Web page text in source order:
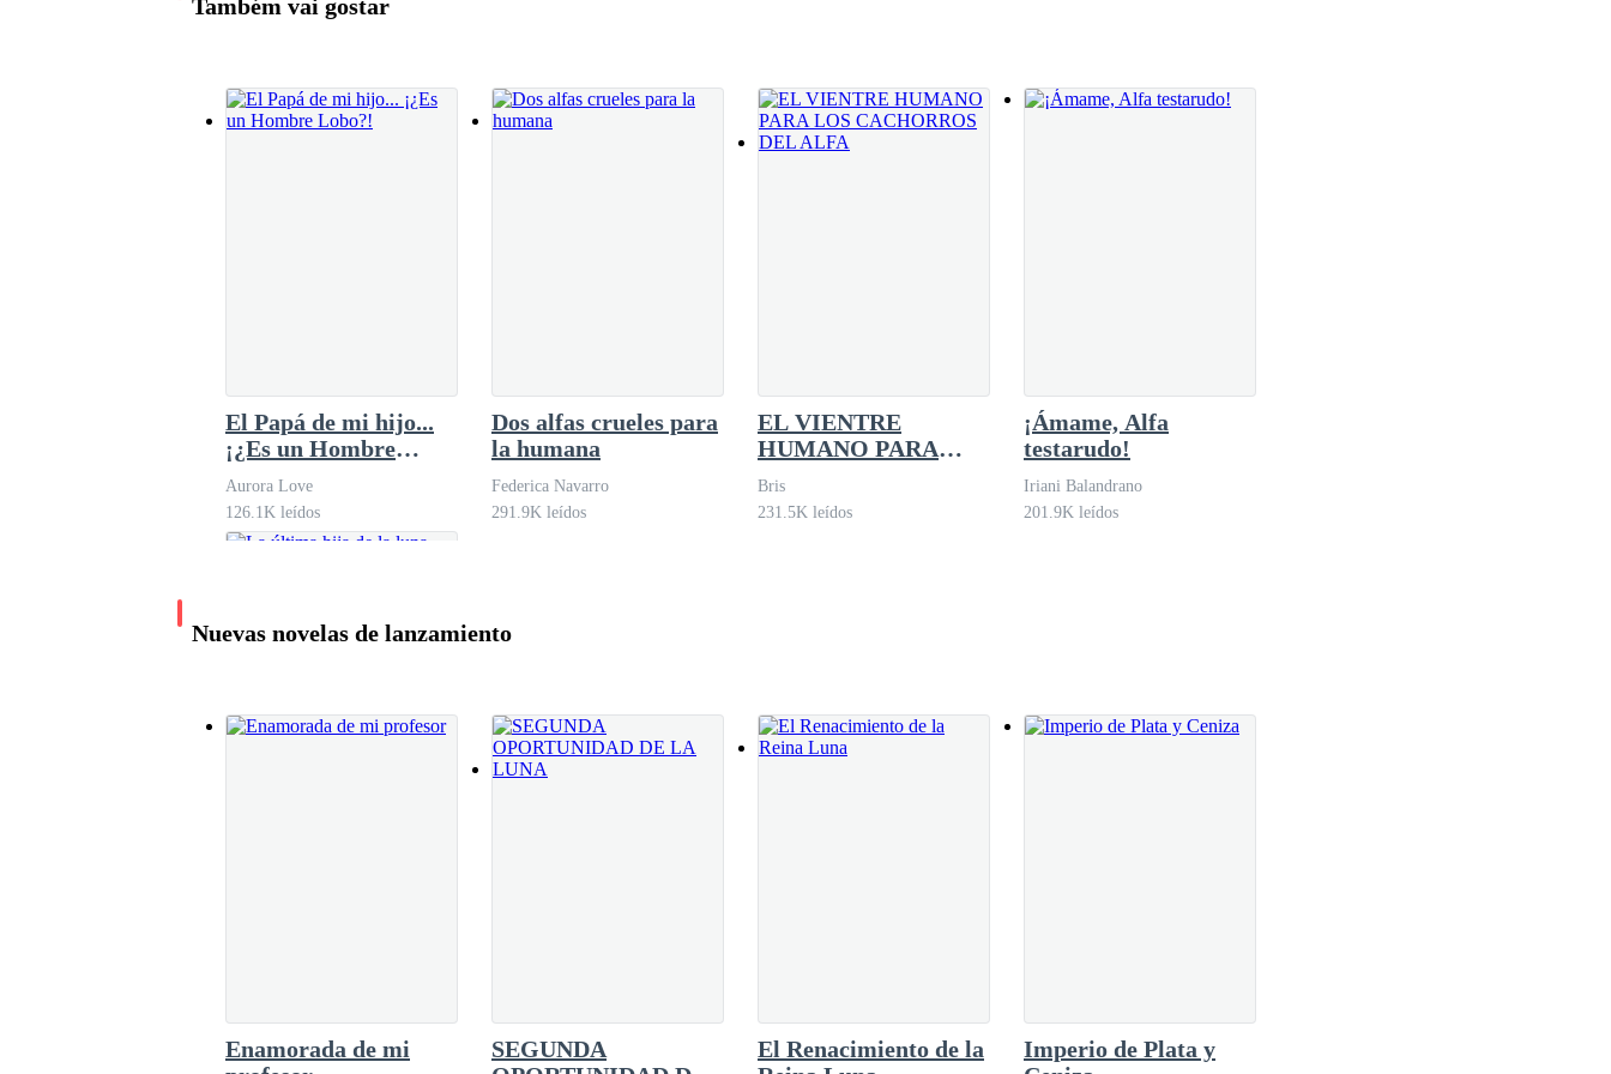
Também vai gostar
El Papá de mi hijo...
¡¿Es un Hombre
Lobo?!
Aurora Love
126.1K leídos
Dos alfas crueles para
la humana
Federica Navarro
291.9K leídos
EL VIENTRE
HUMANO PARA
LOS CACHORROS
DEL ALFA
Bris
231.5K leídos
¡Ámame, Alfa
testarudo!
Iriani Balandrano
201.9K leídos
Nuevas novelas de lanzamiento
Enamorada de mi
SEGUNDA
El Renacimiento de la
Imperio de Plata y